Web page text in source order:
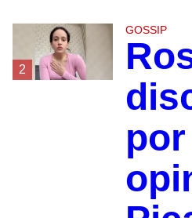
2
GOSSIP